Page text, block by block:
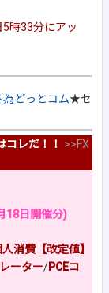
5時33分にアッ
為どっとコム★セ
コレだ！！ >>FX
18日開催分)
消費【改定値】
ーター/PCEコ